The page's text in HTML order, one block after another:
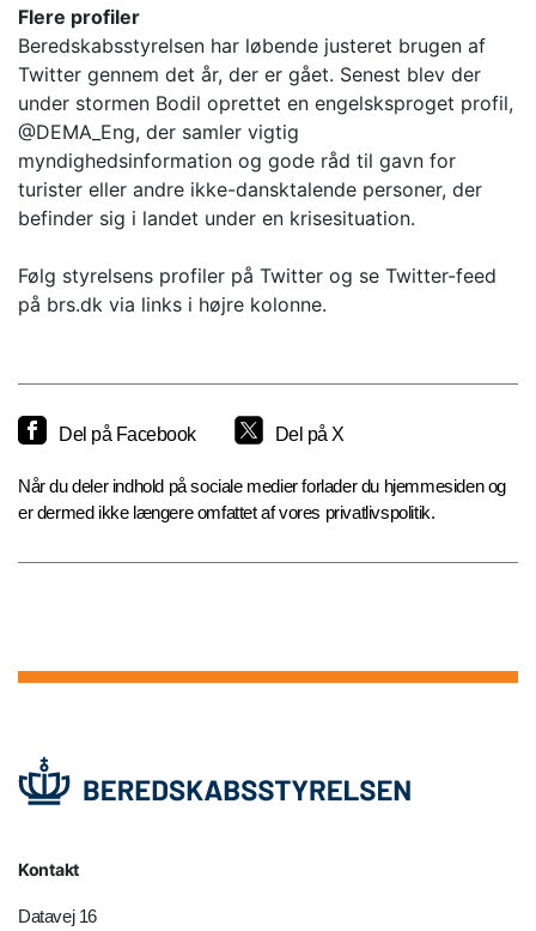
Flere profiler
Beredskabsstyrelsen har løbende justeret brugen af
Twitter gennem det år, der er gået. Senest blev der
under stormen Bodil oprettet en engelsksproget profil,
@DEMA_Eng, der samler vigtig
myndighedsinformation og gode råd til gavn for
turister eller andre ikke-dansktalende personer, der
befinder sig i landet under en krisesituation.
Følg styrelsens profiler på Twitter og se Twitter-feed
på brs.dk via links i højre kolonne.
Del på Facebook Del på X
Når du deler indhold på sociale medier forlader du hjemmesiden og
er dermed ikke længere omfattet af vores privatlivspolitik.
Kontakt
Datavej 16